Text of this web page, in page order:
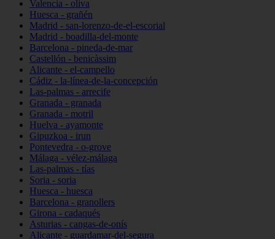
Valencia - oliva
Huesca - grañén
Madrid - san-lorenzo-de-el-escorial
Madrid - boadilla-del-monte
Barcelona - pineda-de-mar
Castellón - benicàssim
Alicante - el-campello
Cádiz - la-línea-de-la-concepción
Las-palmas - arrecife
Granada - granada
Granada - motril
Huelva - ayamonte
Gipuzkoa - irun
Pontevedra - o-grove
Málaga - vélez-málaga
Las-palmas - tías
Soria - soria
Huesca - huesca
Barcelona - granollers
Girona - cadaqués
Asturias - cangas-de-onís
Alicante - guardamar-del-segura